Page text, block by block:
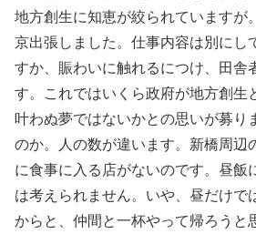
地方創生に知恵が絞られていますが
京出張しました。仕事内容は別にし
すか、賑わいに触れるにつけ、田舎
す。これではいくら政府が地方創生
叶わぬ夢ではないかとの思いが募り
のか。人の数が違います。新橋周辺
に食事に入る店がないのです。昼飯
は考えられません。いや、昼だけで
からと、仲間と一杯やって帰ろうと